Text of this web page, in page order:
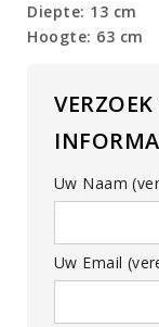
Diepte: 13 cm
Hoogte: 63 cm
Uw Naam
Uw Email